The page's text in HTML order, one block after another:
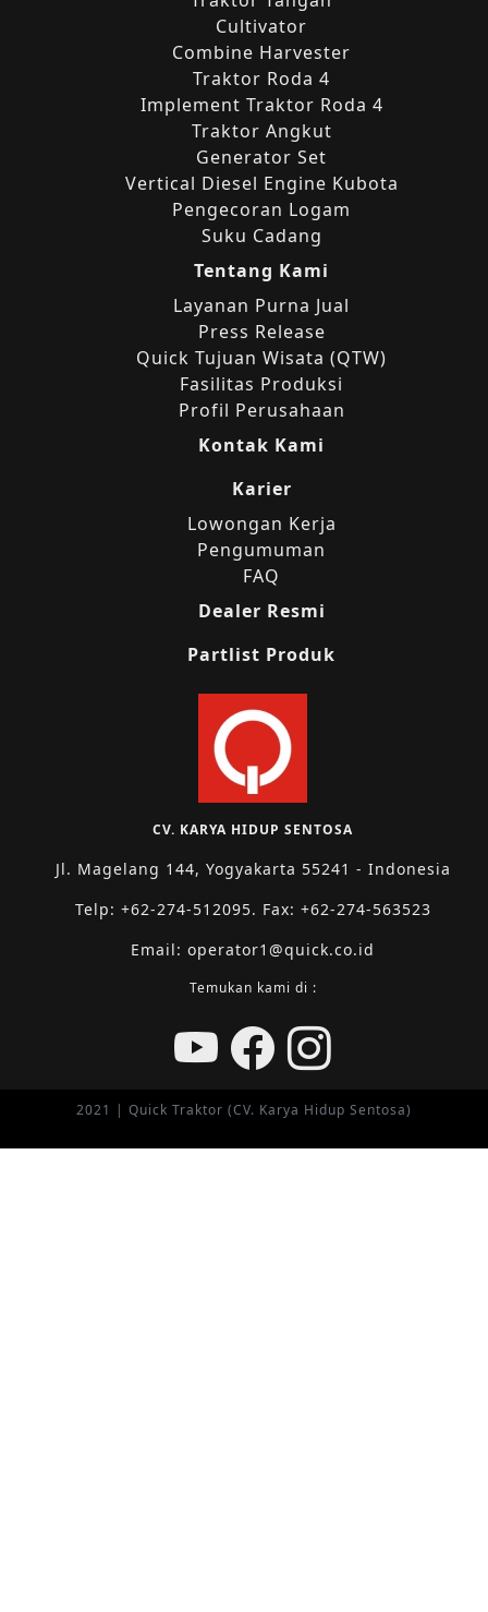
Cultivator
Combine Harvester
Traktor Roda 4
Implement Traktor Roda 4
Traktor Angkut
Generator Set
Vertical Diesel Engine Kubota
Pengecoran Logam
Suku Cadang
Tentang Kami
Layanan Purna Jual
Press Release
Quick Tujuan Wisata (QTW)
Fasilitas Produksi
Profil Perusahaan
Kontak Kami
Karier
Lowongan Kerja
Pengumuman
FAQ
Dealer Resmi
Partlist Produk
CV. KARYA HIDUP SENTOSA
Jl. Magelang 144, Yogyakarta 55241 - Indonesia
Telp: +62-274-512095. Fax: +62-274-563523
Email: operator1@quick.co.id
Temukan kami di :
2021 | Quick Traktor (CV. Karya Hidup Sentosa)